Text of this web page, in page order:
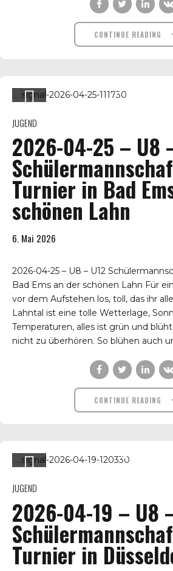
CONTINUE READING
JUGEND
2026-04-25 – U8
Turnier in Bad
schönen Lahn
6. Mai 2026
2026-04-25 – U8 – U12
Bad Ems an der schönen Lahn Für
vor dem Aufstehen los, toll, das ihr
Lahntal ist eine tolle Wetterlage,
Temperaturen, alles ist grün und
nicht zu überhören. So blühen auch
CONTINUE READING
JUGEND
2026-04-19 – U8
Turnier in